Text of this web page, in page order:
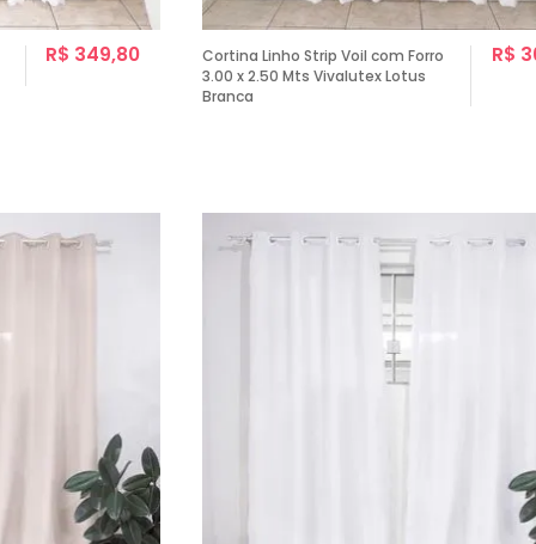
R$ 349,80
Cortina Linho Strip Voil com Forro
3.00 x 2.50 Mts Vivalutex Lotus
Branca
R$